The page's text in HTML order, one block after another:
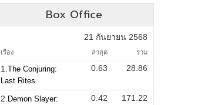
Box Office
21 กันยายน 2568
เรื่อง ล่าสุด รวม
1. The Conjuring:
Last Rites
0.63 28.86
2. Demon Slayer:
0.42 171.22